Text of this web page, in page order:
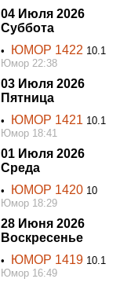
04 Июля 2026
Суббота
• ЮМОР 1422 10.1
Юмор 22:38
03 Июля 2026
Пятница
• ЮМОР 1421 10.1
Юмор 18:41
01 Июля 2026
Среда
• ЮМОР 1420 10
Юмор 18:29
28 Июня 2026
Воскресенье
• ЮМОР 1419 10.1
Юмор 16:49